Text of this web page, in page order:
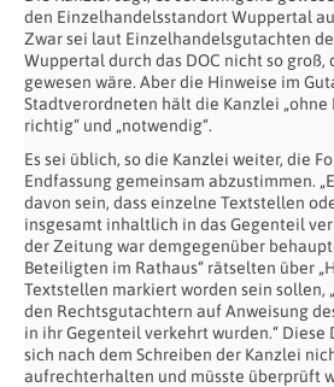
den Einzelhandelsstandort Wuppertal
Zwar sei laut Einzelhandelsgutachten
Wuppertal durch das DOC nicht so groß,
gewesen wäre. Aber die Hinweise im
Stadtverordneten hält die Kanzlei „ohne
richtig“ und „notwendig“.
Es sei üblich, so die Kanzlei weiter, die
Endfassung gemeinsam abzustimmen.
davon sein, dass einzelne Textstellen
insgesamt inhaltlich in das Gegenteil
der Zeitung war demgegenüber
Beteiligten im Rathaus“ rätselten über
Textstellen markiert worden sein sollen,
den Rechtsgutachtern auf Anweisung
in ihr Gegenteil verkehrt wurden.“ Diese
sich nach dem Schreiben der Kanzlei
aufrechterhalten und müsste überprüft